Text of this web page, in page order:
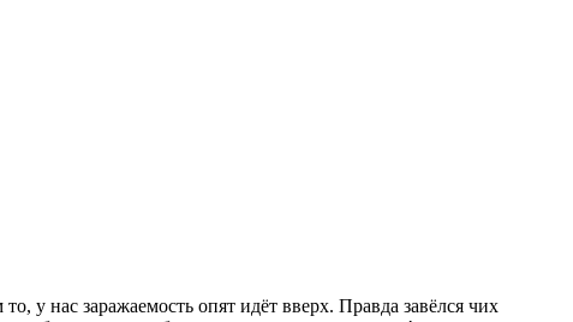
у нас заражаемость опят идёт вверх. Правда завёлся чих